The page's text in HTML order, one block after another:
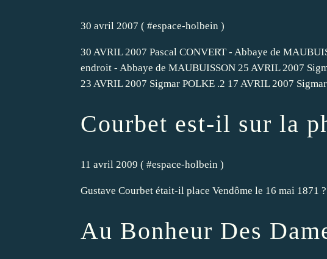
30 avril 2007 ( #espace-holbein )
30 AVRIL 2007 Pascal CONVERT - Abbaye de
endroit - Abbaye de MAUBUISSON 25 AVRIL 2007
23 AVRIL 2007 Sigmar POLKE .2 17 AVRIL 2007
Courbet est-il sur la
11 avril 2009 ( #espace-holbein )
Gustave Courbet était-il place Vendôme le 16 mai 1871
Au Bonheur Des